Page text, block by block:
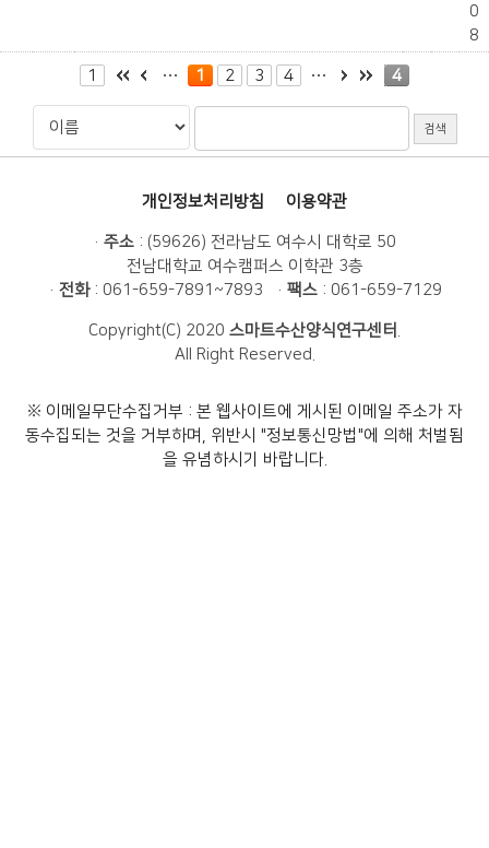
0
8
1 1 2 3 4 4
개인정보처리방침 이용약관
· 주소 : (59626) 전라남도 여수시 대학로 50
전남대학교 여수캠퍼스 이학관 3층
· 전화: 061-659-7891~7893 · 팩스: 061-659-7129
Copyright(C) 2020 스마트수산양식연구센터
All Right Reserved.
※ 이메일무단수집거부 : 본 웹사이트에 게시된 이메일 주소가 자
동수집되는 것을 거부하며, 위반시 "정보통신망법"에 의해 처벌됨
을 유념하시기 바랍니다.